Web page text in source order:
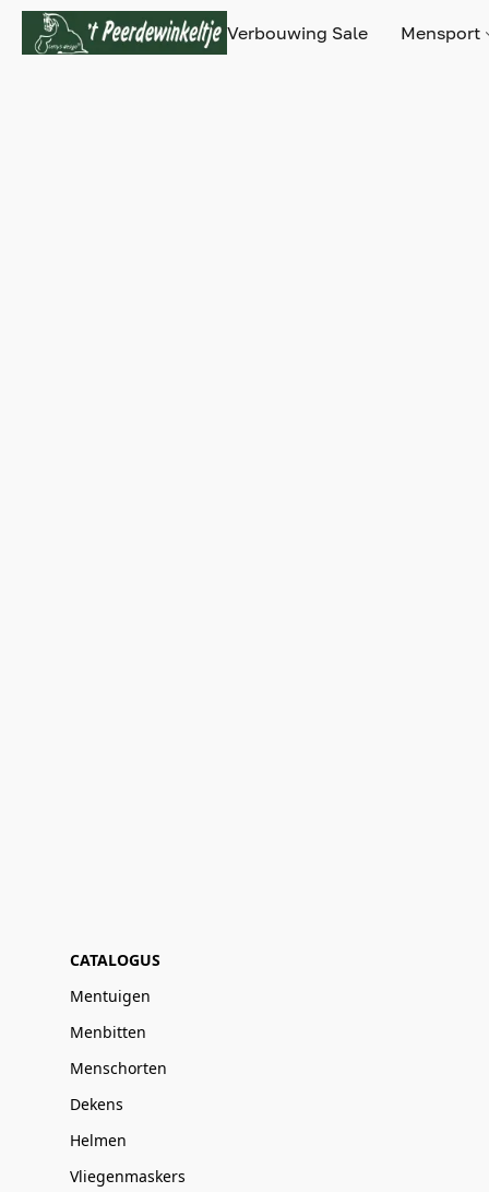
Verbouwing Sale Mensport
CATALOGUS
Mentuigen
Menbitten
Menschorten
Dekens
Helmen
Vliegenmaskers